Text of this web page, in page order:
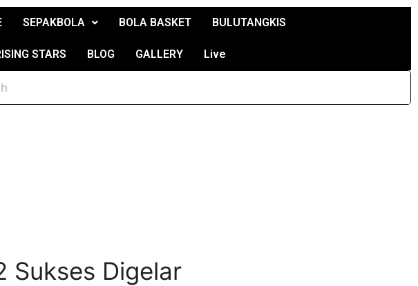
SEPAKBOLA BOLA BASKET BULUTANGKIS
STARS BLOG GALLERY Live
Sukses Digelar